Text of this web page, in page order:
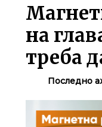
на
треба
Последно